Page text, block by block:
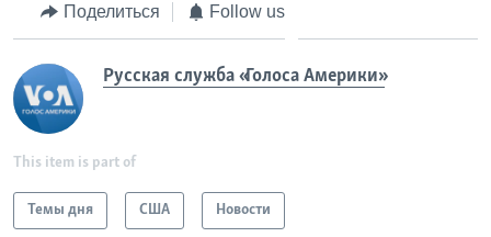
Поделиться Follow us
Русская служба «Голоса Америки»
This item is part of
Темы дня США Новости